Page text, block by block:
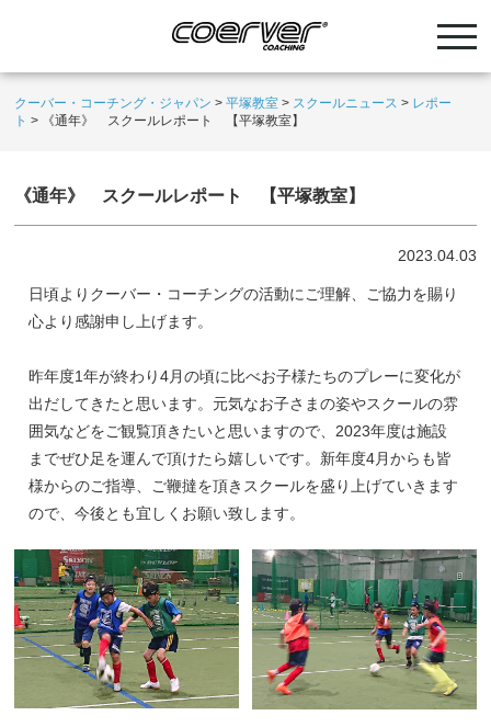
クーバー・コーチング・ジャパン >平塚教室 > スクールニュース > レポー
ト > 《通年》 スクールレポート 【平塚教室】
《通年》 スクールレポート 【平塚教室】
2023.04.03
日頃よりクーバー・コーチングの活動にご理解、ご協力を賜り
心より感謝申し上げます。
昨年度1年が終わり4月の頃に比べお子様たちのプレーに変化が
出だしてきたと思います。元気なお子さまの姿やスクールの雰
囲気などをご観覧頂きたいと思いますので、2023年度は施設
までぜひ足を運んで頂けたら嬉しいです。新年度4月からも皆
様からのご指導、ご鞭撻を頂きスクールを盛り上げていきます
ので、今後とも宜しくお願い致します。